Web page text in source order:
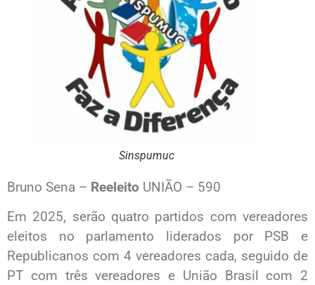
Sinspumuc
Bruno Sena – Reeleito UNIÃO – 590
Em 2025, serão quatro partidos com vereadores
eleitos no parlamento liderados por PSB e
Republicanos com 4 vereadores cada, seguido de
PT com três vereadores e União Brasil com 2